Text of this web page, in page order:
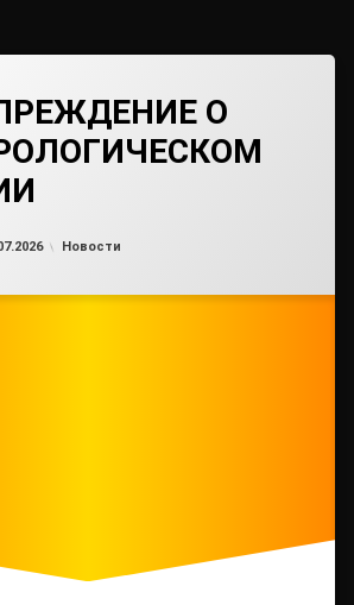
О
Рубрики:
Новости